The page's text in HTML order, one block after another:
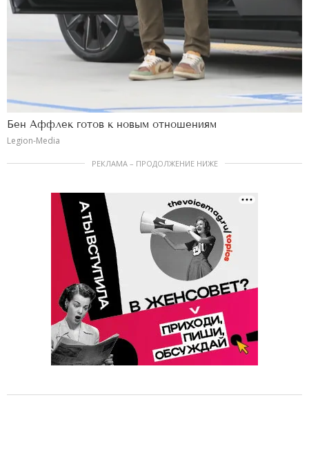
Бен Аффлек готов к новым отношениям
Legion-Media
РЕКЛАМА – ПРОДОЛЖЕНИЕ НИЖЕ